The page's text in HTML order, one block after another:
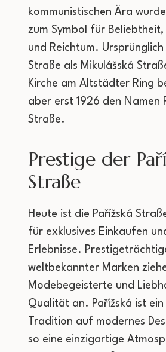
kommunistischen Ära
zum Symbol für Beliebtheit,
und Reichtum.
Straße als Mikulášská
Kirche am Altstädter Ring
aber erst 1926 den Namen
Straße.
Prestige der
Straße
Heute ist die Pařížská
für exklusives Einkaufen
Erlebnisse.
weltbekannter Marken
Modebegeisterte und
Qualität an. Pařížská ist
Tradition auf modernes
so eine einzigartige